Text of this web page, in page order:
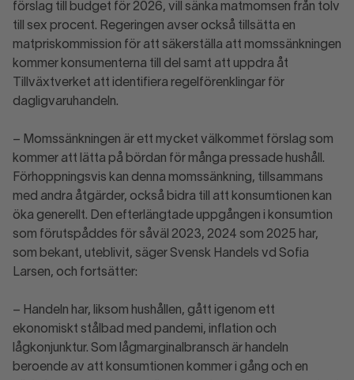
förslag till budget för 2026, vill sänka matmomsen från tolv
till sex procent. Regeringen avser också tillsätta en
matpriskommission för att säkerställa att momssänkningen
kommer konsumenterna till del samt att uppdra åt
Tillväxtverket att identifiera regelförenklingar för
dagligvaruhandeln.
– Momssänkningen är ett mycket välkommet förslag som
kommer att lätta på bördan för många pressade hushåll.
Förhoppningsvis kan denna momssänkning, tillsammans
med andra åtgärder, också bidra till att konsumtionen kan
öka generellt. Den efterlängtade uppgången i konsumtion
som förutspåddes för såväl 2023, 2024 som 2025 har,
som bekant, uteblivit, säger Svensk Handels vd Sofia
Larsen, och fortsätter:
– Handeln har, liksom hushållen, gått igenom ett
ekonomiskt stålbad med pandemi, inflation och
lågkonjunktur. Som lågmarginalbransch är handeln
beroende av att konsumtionen kommer i gång och en